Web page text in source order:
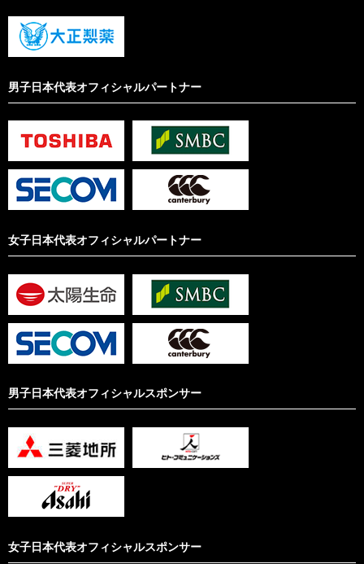
男子日本代表オフィシャルパートナー
女子日本代表オフィシャルパートナー
男子日本代表オフィシャルスポンサー
女子日本代表オフィシャルスポンサー